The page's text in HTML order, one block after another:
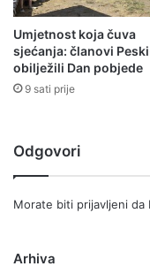
Umjetnost koja čuva
sjećanja: članovi
obilježili Dan pobjede
9 sati prije
Odgovori
Morate biti prijavljeni da
Arhiva